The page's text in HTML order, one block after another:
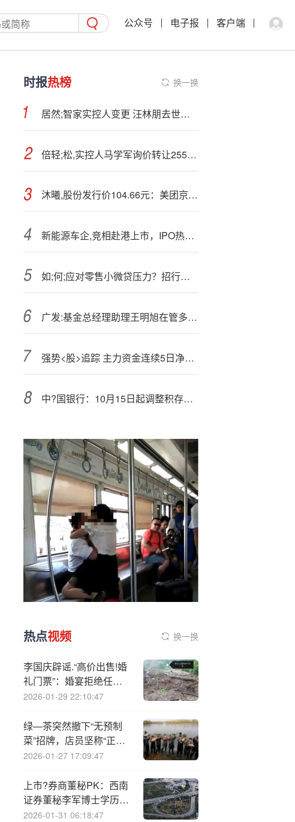
公众号 电子报 客户端
时报热榜 换一换
居然;智家实控人变更 汪林朋去世后配偶杨芳继承股份
倍轻;松,实控人马学军询价转让255万股 套现超6000万元
沐曦,股份发行价104.66元：美团京东是战略投资者 摩尔线程明日上市
新能源车企,竞相赴港上市，IPO热潮折射新发展格局
如;何;应对零售小微贷压力？招行管理层：以紧抓风险质量为本，再寻求价和量的平衡增长
广发:基金总经理助理王明旭在管多只基金今年来收益为负数，业绩排名垫底
强势<股>追踪 主力资金连续5日净流入56股
中?国银行：10月15日起调整积存金产品按金额购买起点
热点视频 换一换
李国庆辟谣.“高价出售!婚
礼门票”：婚宴拒绝任何
商业操作
2026-01-29 22:10:47
绿—茶突然撤下“无预制
菜”招牌，店员坚称“正常
换宣传语，现炒现做” |
2026-01-27 17:09:47
上市?券商董秘PK：西南
证券董秘李军博士学历，
年薪37.71万元，约为本
2026-01-31 06:18:47